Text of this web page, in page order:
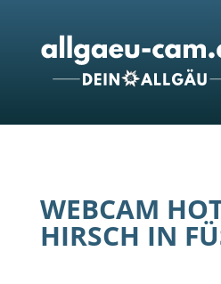
WEBCAM
HIRSCH IN